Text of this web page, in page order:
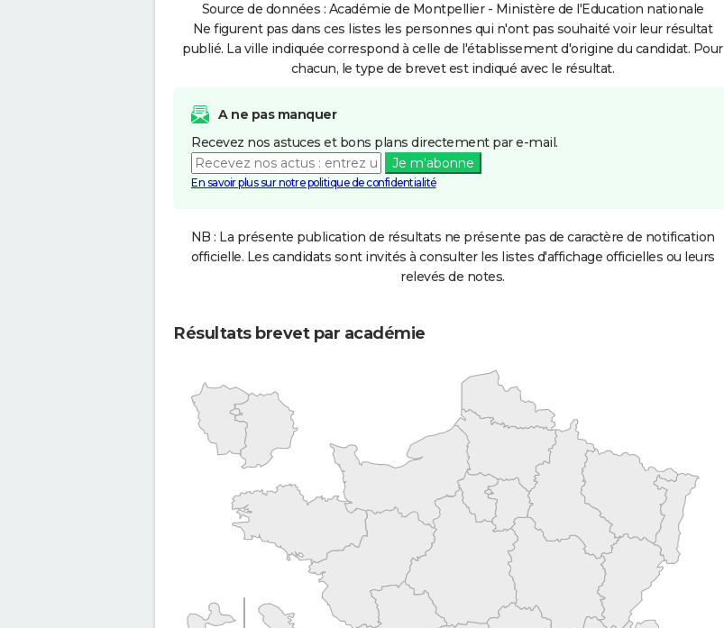
Source de données : Académie de Montpellier - Ministère de l'Education nationale
Ne figurent pas dans ces listes les personnes qui n'ont pas souhaité voir leur résultat
publié. La ville indiquée correspond à celle de l'établissement d'origine du candidat. Pour
chacun, le type de brevet est indiqué avec le résultat.
A ne pas manquer
Recevez nos astuces et bons plans directement par e-mail.
Je m'abonne
En savoir plus sur notre politique de confidentialité
NB : La présente publication de résultats ne présente pas de caractère de notification
officielle. Les candidats sont invités à consulter les listes d'affichage officielles ou leurs
relevés de notes.
Résultats brevet par académie